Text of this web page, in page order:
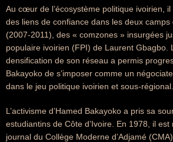
Au cœur de l’écosystème politique ivoirien,
des liens de confiance dans les deux
(2007-2011), des « comzones » insurgées
populaire ivoirien (FPI) de Laurent Gbagbo.
densification de son réseau a permis
Bakayoko de s’imposer comme un
dans le jeu politique ivoirien et sous-régional.
L’activisme d’Hamed Bakayoko a pris sa
estudiantins de Côte d’Ivoire. En 1978, il
journal du Collège Moderne d’Adjamé